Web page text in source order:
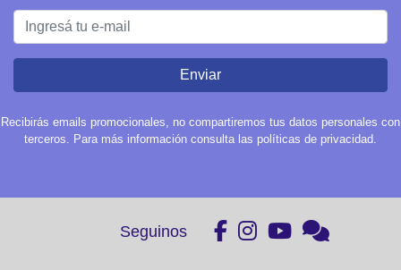
Enviar
Recibirás emails promocionales, no compartiremos tus datos personales con
terceros. Para más información consulta las políticas de privacidad.
Seguinos